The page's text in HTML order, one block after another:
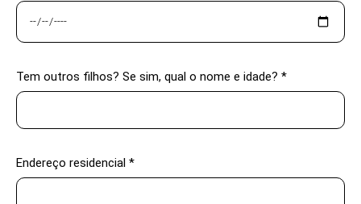
Tem outros filhos? Se sim, qual o nome e idade? *
Endereço residencial *